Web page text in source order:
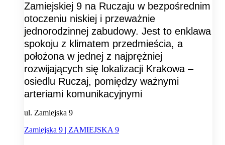
Zamiejskiej 9 na Ruczaju w bezpośrednim
otoczeniu niskiej i przeważnie
jednorodzinnej zabudowy. Jest to enklawa
spokoju z klimatem przedmieścia, a
położona w jednej z najprężniej
rozwijających się lokalizacji Krakowa –
osiedlu Ruczaj, pomiędzy ważnymi
arteriami komunikacyjnymi
ul. Zamiejska 9
Zamiejska 9 | ZAMIEJSKA 9